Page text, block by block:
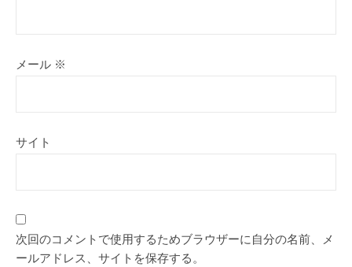
メール ※
サイト
次回のコメントで使用するためブラウザーに自分の名前、メ
ールアドレス、サイトを保存する。